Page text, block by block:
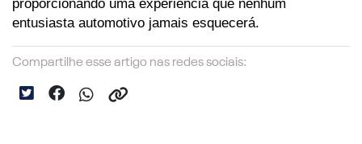
proporcionando uma experiência que nenhum
entusiasta automotivo jamais esquecerá.
Compartilhe esse artigo nas redes sociais: